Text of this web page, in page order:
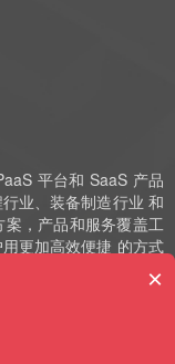
平台和 SaaS 产品
业、装备制造行业 和
，产品和服务覆盖工
更加高效便捷 的方式
领域十余年，始终以
术企业、中 关村高新
精特新”中小企业等荣
×